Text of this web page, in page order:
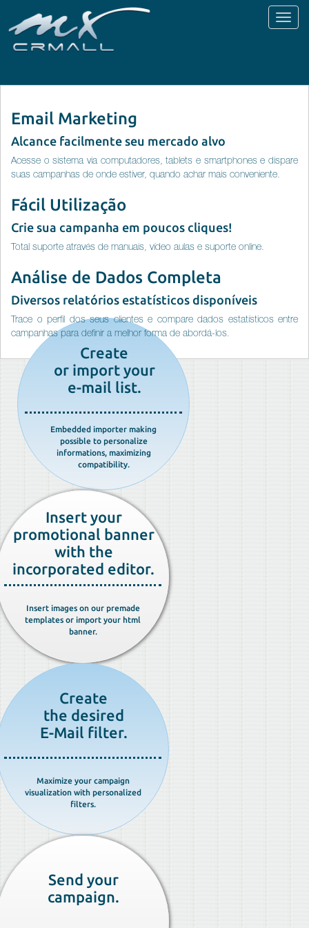
Toggle
Email Marketing
Alcance facilmente seu mercado alvo
Acesse o sistema via computadores, tablets e smartphones e dispare
suas campanhas de onde estiver, quando achar mais conveniente.
Fácil Utilização
Crie sua campanha em poucos cliques!
Total suporte através de manuais, vídeo aulas e suporte online.
Análise de Dados Completa
Diversos relatórios estatísticos disponíveis
Trace o perfil dos seus clientes e compare dados estatísticos entre
campanhas para definir a melhor forma de abordá-los.
Create
or import your
e-mail list.
Embedded importer making
possible to personalize
informations, maximizing
compatibility.
Insert your
promotional banner
with the
incorporated editor.
Insert images on our premade
templates or import your html
banner.
Create
the desired
E-Mail filter.
Maximize your campaign
visualization with personalized
filters.
Send your
campaign.